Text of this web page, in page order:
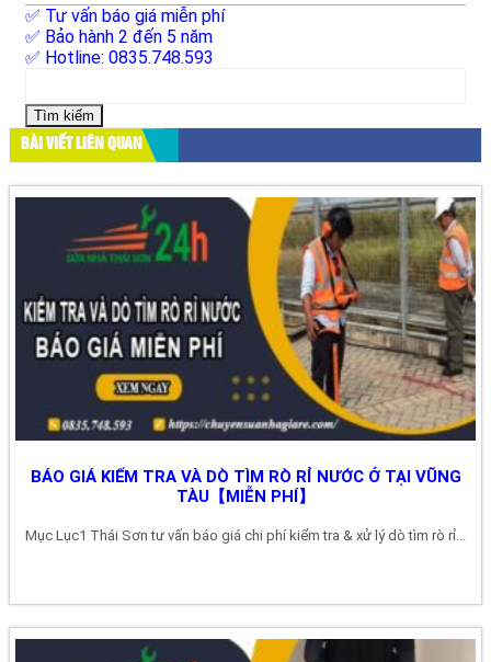
✅ Tư vấn báo giá miễn phí
✅ Bảo hành 2 đến 5 năm
✅ Hotline: 0835.748.593
cho:
BÀI VIẾT LIÊN QUAN
BÁO GIÁ KIỂM TRA VÀ DÒ TÌM RÒ RỈ NƯỚC Ở TẠI VŨNG
TÀU【MIỄN PHÍ】
Mục Lục1 Thái Sơn tư vấn báo giá chi phí kiểm tra & xử lý dò tìm rò rỉ...